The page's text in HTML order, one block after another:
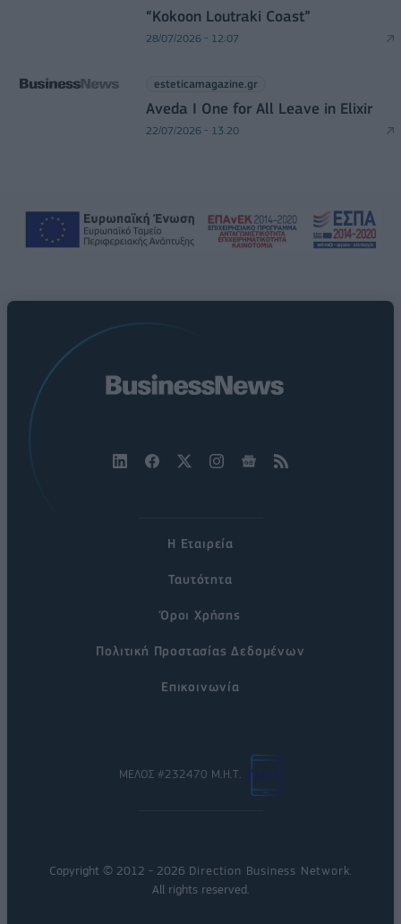
“Kokoon Loutraki Coast”
28/07/2026 - 12:07
esteticamagazine.gr
Aveda I One for All Leave in Elixir
22/07/2026 - 13:20
Η Εταιρεία
Ταυτότητα
Όροι Χρήσης
Πολιτική Προστασίας Δεδομένων
Επικοινωνία
ΜΕΛΟΣ #232470 Μ.Η.Τ.
Copyright © 2012 - 2026 Direction Business Network.
All rights reserved.